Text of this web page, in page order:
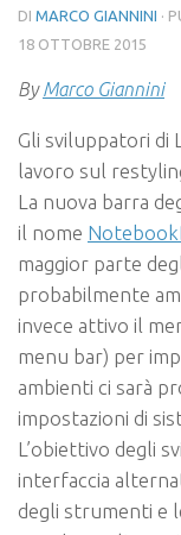
DI MARCO GIANNINI ·
18 OTTOBRE 2015
ByMarco Giannini
Gli sviluppatori di
lavoro sul
La nuova barra
il nome
maggior parte
probabilmente
invece attivo il
menu bar) per
ambienti ci sarà
impostazioni di
L’obiettivo degli
interfaccia
degli strumenti e